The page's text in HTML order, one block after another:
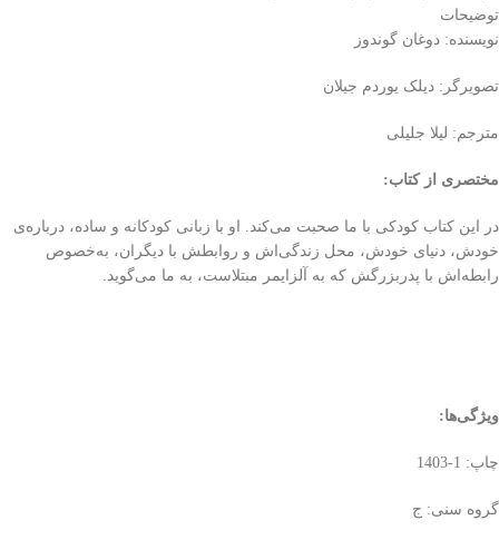
توضیحات
نویسنده: دوغان گوندوز
تصویرگر: دیلک یوردم جیلان
مترجم: لیلا جلیلی
مختصری از کتاب:
در این کتاب کودکی با ما صحبت می‌کند. او با زبانی کودکانه و ساده، درباره‌ی
خودش، دنیای خودش، محل زندگی‌اش و روابطش با دیگران، به‌خصوص
رابطه‌اش با پدربزرگش که به آلزایمر مبتلاست، به ما می‌گوید.
ویژگی‌ها:
چاپ: 1-1403
گروه سنی: ج